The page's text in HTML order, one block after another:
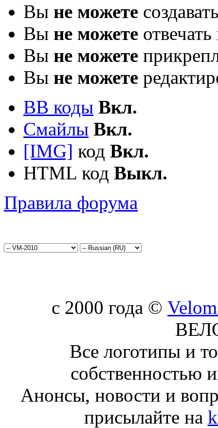
Вы не можете
Вы не можете
Вы не можете
Вы не можете
BB коды Вкл.
Смайлы Вкл.
[IMG] код Вкл.
HTML код Выкл.
Правила форума
c 2000 года ©
Все логотипы и
собственностью
Анонсы, новости и
присылайте на